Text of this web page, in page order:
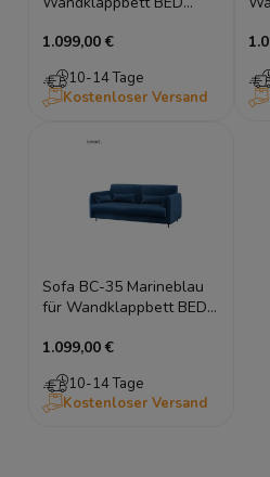
180x200
1.099,00 €
10-14 Tage
Kostenloser Versand
Sofa BC-35 Marineblau
für Wandklappbett BED
180x200
1.099,00 €
10-14 Tage
Kostenloser Versand